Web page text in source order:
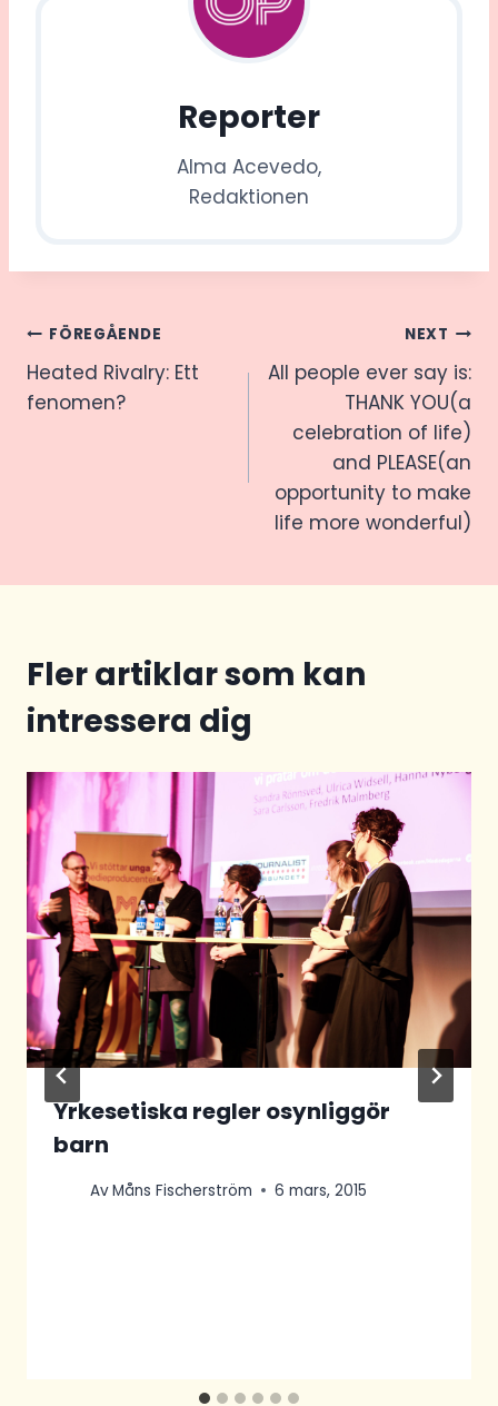
Reporter
Alma Acevedo,
Redaktionen
Inläggsnavigering
FÖREGÅENDE
Heated Rivalry: Ett
fenomen?
NEXT
All people ever say is:
THANK YOU(a
celebration of life)
and PLEASE(an
opportunity to make
life more wonderful)
Fler artiklar som kan
intressera dig
Yrkesetiska regler osynliggör
barn
AvMåns Fischerström 6 mars, 2015